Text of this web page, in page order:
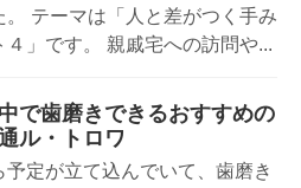
。 テーマは「人と差がつく手み
４」です。 親戚宅への訪問や...
で歯磨きできるおすすめの
ル・トロワ
予定が立て込んでいて、歯磨き